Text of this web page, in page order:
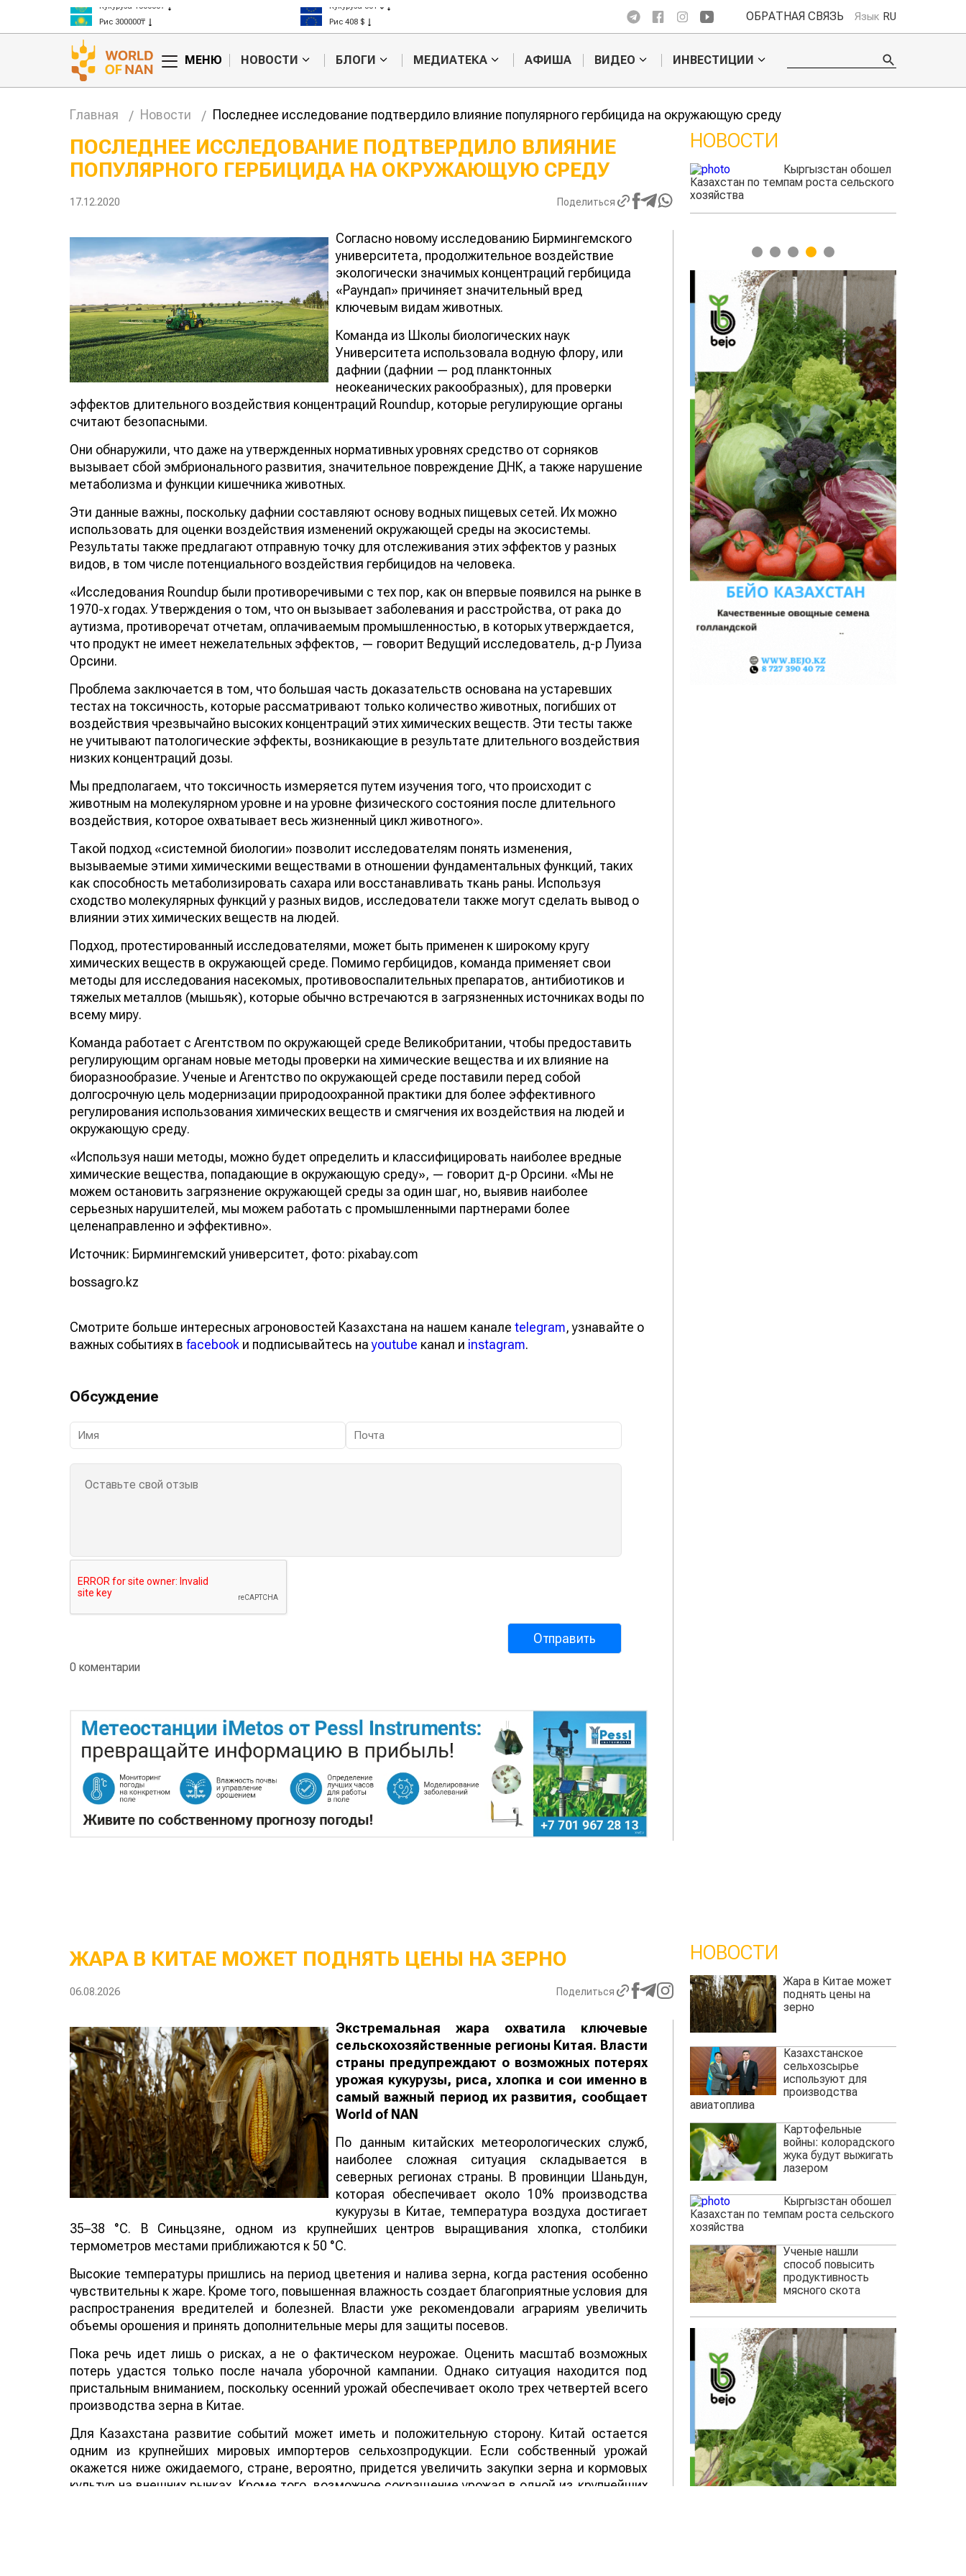
ОБРАТНАЯ СВЯЗЬ Язык RU
МЕНЮ НОВОСТИ БЛОГИ МЕДИАТЕКА АФИША ВИДЕО ИНВЕСТИЦИИ
Главная Новости Последнее исследование подтвердило влияние популярного гербицида на окружающую среду
ПОСЛЕДНЕЕ ИССЛЕДОВАНИЕ ПОДТВЕРДИЛО ВЛИЯНИЕ
ПОПУЛЯРНОГО ГЕРБИЦИДА НА ОКРУЖАЮЩУЮ СРЕДУ
17.12.2020 Поделиться
Согласно новому исследованию Бирмингемского
университета, продолжительное воздействие
экологически значимых концентраций гербицида
«Раундап» причиняет значительный вред
ключевым видам животных.
Команда из Школы биологических наук
Университета использовала водную флору, или
дафнии (дафнии — род планктонных
неокеанических ракообразных), для проверки
эффектов длительного воздействия концентраций Roundup, которые регулирующие органы
считают безопасными.
Они обнаружили, что даже на утвержденных нормативных уровнях средство от сорняков
вызывает сбой эмбрионального развития, значительное повреждение ДНК, а также нарушение
метаболизма и функции кишечника животных.
Эти данные важны, поскольку дафнии составляют основу водных пищевых сетей. Их можно
использовать для оценки воздействия изменений окружающей среды на экосистемы.
Результаты также предлагают отправную точку для отслеживания этих эффектов у разных
видов, в том числе потенциального воздействия гербицидов на человека.
«Исследования Roundup были противоречивыми с тех пор, как он впервые появился на рынке в
1970-х годах. Утверждения о том, что он вызывает заболевания и расстройства, от рака до
аутизма, противоречат отчетам, оплачиваемым промышленностью, в которых утверждается,
что продукт не имеет нежелательных эффектов, — говорит Ведущий исследователь, д-р Луиза
Орсини.
Проблема заключается в том, что большая часть доказательств основана на устаревших
тестах на токсичность, которые рассматривают только количество животных, погибших от
воздействия чрезвычайно высоких концентраций этих химических веществ. Эти тесты также
не учитывают патологические эффекты, возникающие в результате длительного воздействия
низких концентраций дозы.
Мы предполагаем, что токсичность измеряется путем изучения того, что происходит с
животным на молекулярном уровне и на уровне физического состояния после длительного
воздействия, которое охватывает весь жизненный цикл животного».
Такой подход «системной биологии» позволит исследователям понять изменения,
вызываемые этими химическими веществами в отношении фундаментальных функций, таких
как способность метаболизировать сахара или восстанавливать ткань раны. Используя
сходство молекулярных функций у разных видов, исследователи также могут сделать вывод о
влиянии этих химических веществ на людей.
Подход, протестированный исследователями, может быть применен к широкому кругу
химических веществ в окружающей среде. Помимо гербицидов, команда применяет свои
методы для исследования насекомых, противовоспалительных препаратов, антибиотиков и
тяжелых металлов (мышьяк), которые обычно встречаются в загрязненных источниках воды по
всему миру.
Команда работает с Агентством по окружающей среде Великобритании, чтобы предоставить
регулирующим органам новые методы проверки на химические вещества и их влияние на
биоразнообразие. Ученые и Агентство по окружающей среде поставили перед собой
долгосрочную цель модернизации природоохранной практики для более эффективного
регулирования использования химических веществ и смягчения их воздействия на людей и
окружающую среду.
«Используя наши методы, можно будет определить и классифицировать наиболее вредные
химические вещества, попадающие в окружающую среду», — говорит д-р Орсини. «Мы не
можем остановить загрязнение окружающей среды за один шаг, но, выявив наиболее
серьезных нарушителей, мы можем работать с промышленными партнерами более
целенаправленно и эффективно».
Источник: Бирмингемский университет, фото: pixabay.com
bossagro.kz
Смотрите больше интересных агроновостей Казахстана на нашем канале telegram, узнавайте о
важных событиях в facebook и подписывайтесь наyoutube канал и instagram.
Обсуждение
0 коментарии
НОВОСТИ
Жара в Китае может
Казахстанское
Картофельные
войны: колорадского
жука будут выжигать
лазером
Кыргызстан обошел
Казахстан по темпам роста сельского
хозяйства
1 2 3 4 5
ЖАРА В КИТАЕ МОЖЕТ ПОДНЯТЬ ЦЕНЫ НА ЗЕРНО
06.08.2026 Поделиться
Экстремальная жара охватила ключевые
сельскохозяйственные регионы Китая. Власти
страны предупреждают о возможных потерях
урожая кукурузы, риса, хлопка и сои именно в
самый важный период их развития, сообщает
World of NAN
По данным китайских метеорологических служб,
наиболее сложная ситуация складывается в
северных регионах страны. В провинции Шаньдун,
которая обеспечивает около 10% производства
кукурузы в Китае, температура воздуха достигает
35–38 °C. В Синьцзяне, одном из крупнейших центров выращивания хлопка, столбики
термометров местами приближаются к 50 °C.
Высокие температуры пришлись на период цветения и налива зерна, когда растения особенно
чувствительны к жаре. Кроме того, повышенная влажность создает благоприятные условия для
распространения вредителей и болезней. Власти уже рекомендовали аграриям увеличить
объемы орошения и принять дополнительные меры для защиты посевов.
Пока речь идет лишь о рисках, а не о фактическом неурожае. Оценить масштаб возможных
потерь удастся только после начала уборочной кампании. Однако ситуация находится под
пристальным вниманием, поскольку осенний урожай обеспечивает около трех четвертей всего
производства зерна в Китае.
Для Казахстана развитие событий может иметь и положительную сторону. Китай остается
одним из крупнейших мировых импортеров сельхозпродукции. Если собственный урожай
окажется ниже ожидаемого, стране, вероятно, придется увеличить закупки зерна и кормовых
культур на внешних рынках. Кроме того, возможное сокращение урожая в одной из крупнейших
НОВОСТИ
Жара в Китае может
поднять цены на
зерно
Казахстанское
сельхозсырье
используют для
производства
авиатоплива
Картофельные
войны: колорадского
жука будут выжигать
лазером
Кыргызстан обошел
Казахстан по темпам роста сельского
хозяйства
Ученые нашли
способ повысить
продуктивность
мясного скота